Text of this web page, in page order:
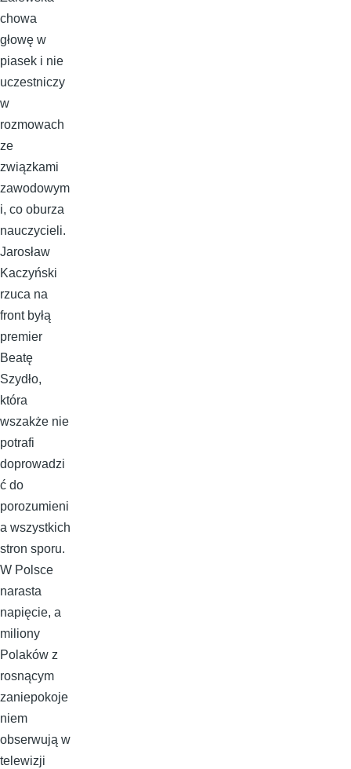
chowa
głowę w
piasek i nie
uczestniczy
w
rozmowach
ze
związkami
zawodowym
i, co oburza
nauczycieli.
Jarosław
Kaczyński
rzuca na
front byłą
premier
Beatę
Szydło,
która
wszakże nie
potrafi
doprowadzi
ć do
porozumieni
a wszystkich
stron sporu.
W Polsce
narasta
napięcie, a
miliony
Polaków z
rosnącym
zaniepokoje
niem
obserwują w
telewizji